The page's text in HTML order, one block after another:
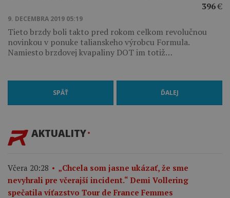
396€
9. DECEMBRA 2019 05:19
Tieto brzdy boli takto pred rokom celkom revolučnou
novinkou v ponuke talianskeho výrobcu Formula.
Namiesto brzdovej kvapaliny DOT im totiž…
SPÄŤ ĎALEJ
AKTUALITY
Včera 20:28
„Chcela som jasne ukázať, že sme
nevyhrali pre včerajší incident.“ Demi Vollering
spečatila víťazstvo Tour de France Femmes